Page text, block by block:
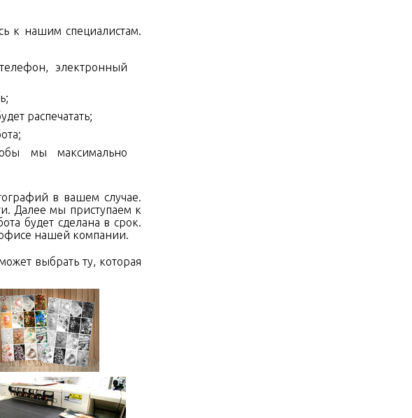
к нашим специалистам.
электронный
распечатать;
мы максимально
в вашем случае.
Далее мы приступаем к
будет сделана в срок.
офисе нашей компании.
выбрать ту, которая